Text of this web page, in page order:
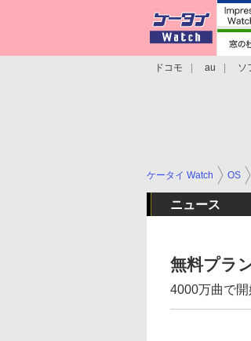
ドコモ au ソ
ケータイ Watch OS
ニュース
無料プラ
4000万曲で